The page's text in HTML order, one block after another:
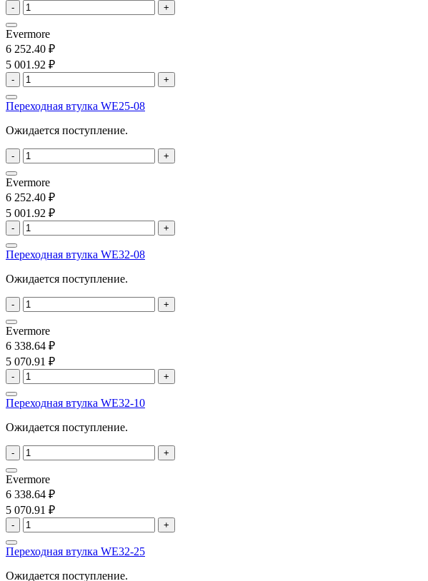
- +
Evermore
6 252.40 ₽
5 001.92 ₽
- +
Переходная втулка WE25-08
Ожидается поступление.
- +
Evermore
6 252.40 ₽
5 001.92 ₽
- +
Переходная втулка WE32-08
Ожидается поступление.
- +
Evermore
6 338.64 ₽
5 070.91 ₽
- +
Переходная втулка WE32-10
Ожидается поступление.
- +
Evermore
6 338.64 ₽
5 070.91 ₽
- +
Переходная втулка WE32-25
Ожидается поступление.